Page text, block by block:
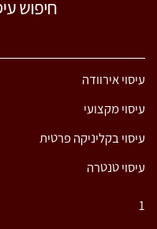
עיסוי אירוודה
עיסוי מקצועי
עיסוי בקליניקה פרטית
עיסוי טנטרה
1